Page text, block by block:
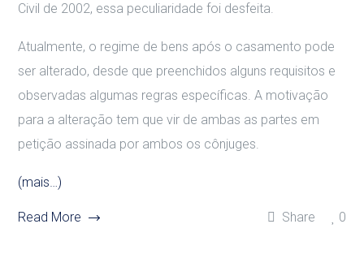
Civil de 2002, essa peculiaridade foi desfeita.
Atualmente, o regime de bens após o casamento pode
ser alterado, desde que preenchidos alguns requisitos e
observadas algumas regras específicas. A motivação
para a alteração tem que vir de ambas as partes em
petição assinada por ambos os cônjuges.
(mais…)
Read More Share 0